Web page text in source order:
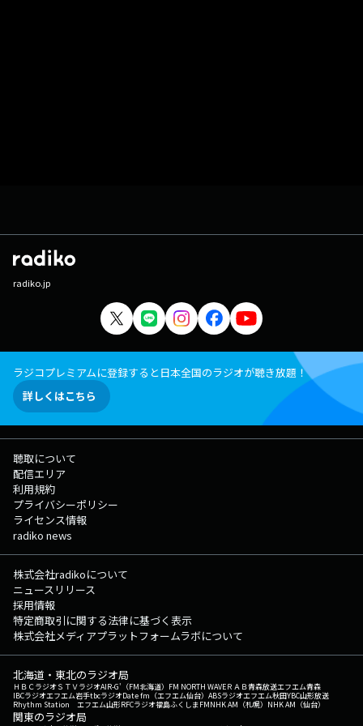
radiko.jp
ラジコプレミアムに登録すると日本全国のラジオが聴き放題！
詳しくはこちら
聴取について
配信エリア
利用規約
プライバシーポリシー
ライセンス情報
radiko news
株式会社radikoについて
ニュースリリース
採用情報
特定商取引に関する法律に基づく表示
株式会社メディアプラットフォームラボについて
北海道・東北のラジオ局
ＨＢＣラジオＳＴＶラジオAIR-G'（FM北海道） FM NORTH WAVEＲＡＢ青森放送エフエム青森
IBCラジオエフエム岩手tbcラジオDate fm（エフエム仙台） ABSラジオエフエム秋田YBC山形放送
Rhythm Station エフエム山形RFCラジオ福島ふくしまFMNHK AM（札幌） NHK AM（仙台）
関東のラジオ局